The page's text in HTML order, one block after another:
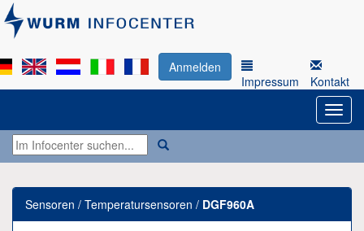
Anmelden
Impressum
Kontakt
Sensoren / Temperatursensoren / DGF960A